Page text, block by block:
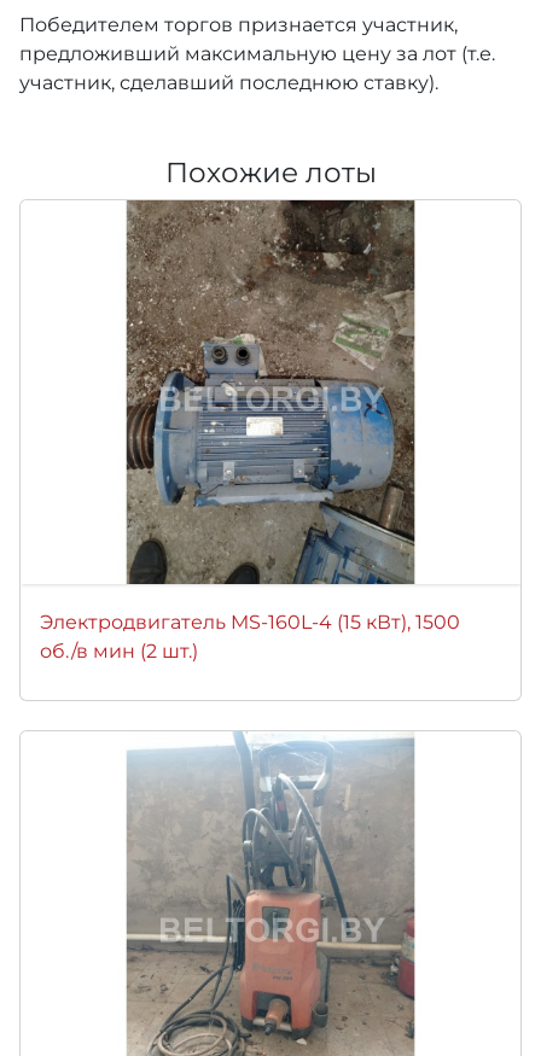
Победителем торгов признается участник,
предложивший максимальную цену за лот (т.е.
участник, сделавший последнюю ставку).
Похожие лоты
Электродвигатель MS-160L-4 (15 кВт), 1500
об./в мин (2 шт.)